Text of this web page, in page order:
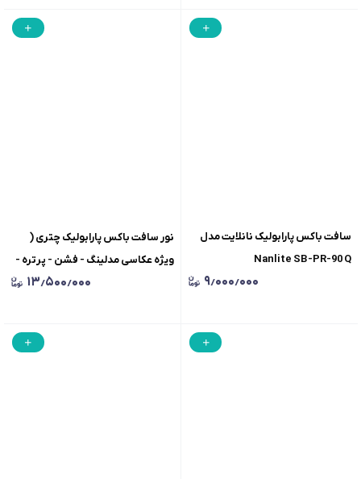
سافت باکس پارابولیک نانلایت مدل
Nanlite SB-PR-90 Q
۹٫۰۰۰٫۰۰۰
نور سافت باکس پارابولیک چتری (
ویژه عکاسی مدلینگ - فشن - پرتره -
۱۳٫۵۰۰٫۰۰۰